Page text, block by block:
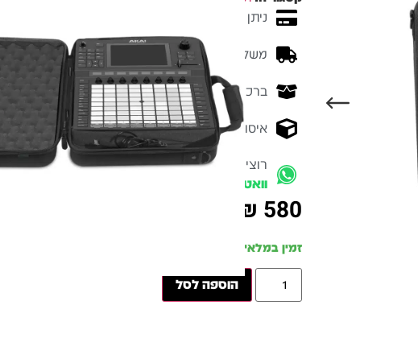
ניתן לשלם עד 10 תשלומים ללא ריבית
משלוח מהיר - זמן אספקה בין 3-5 ימי עסקים
ברכישה מעל 700 ש״ח - המשלוח חינם
איסוף עצמי מהיר - מקוה ישראל 6 ת״א
רוצים להתייעץ עם מומחה לפני הרכישה?שלח לנו
וואטסאפ
₪ 580
זמין במלאי
הוספה לסל